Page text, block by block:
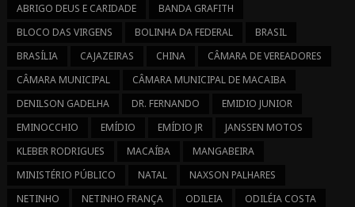
ABRIGO DEUS E CARIDADE
BANDA GRAFITH
BLOCO DAS VIRGENS
BOLINHA DA FEDERAL
BRASIL
BRASÍLIA
CAJAZEIRAS CHINA
CÂMARA DE VEREADORES
CÂMARA MUNICIPAL
CÂMARA MUNICIPAL DE MACAIBA
DENILSON GADELHA
DR. FERNANDO
EMIDIO JUNIOR
EMINOCCHIO
EMÍDIO EMÍDIO JR
JANSSEN MOTOS
KLEBER RODRIGUES
MACAÍBA
MANGABEIRA
MINISTÉRIO PÚBLICO
NATAL
NAXSON PALHARES
NETINHO
NETINHO FRANÇA ODILEIA
ODILÉIA COSTA